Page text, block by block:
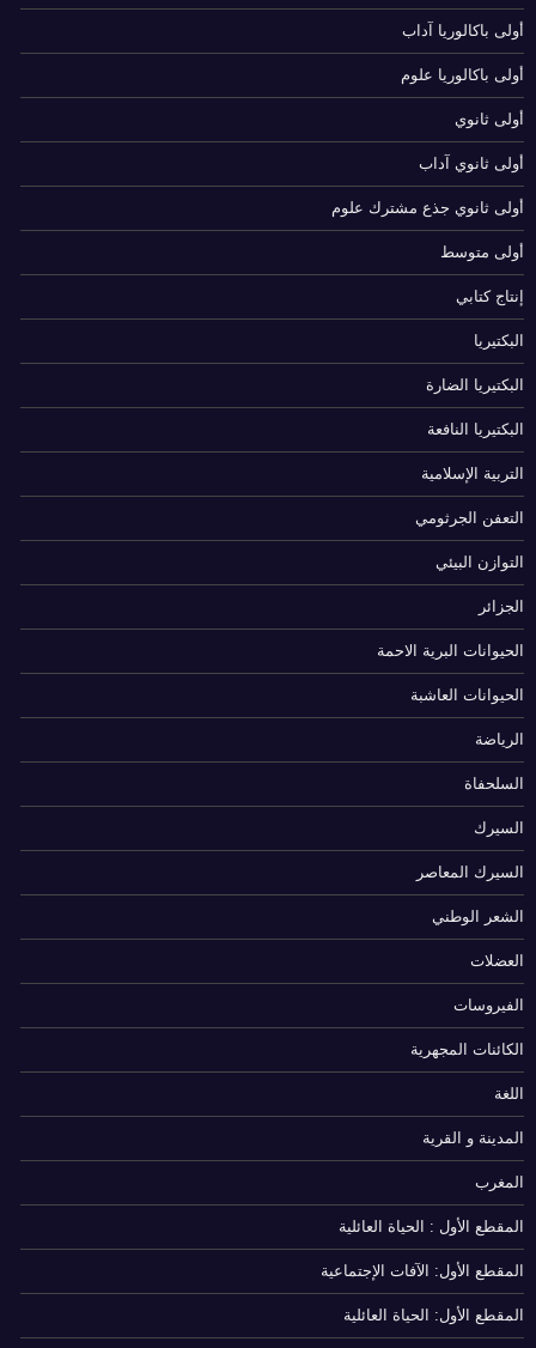
أولى باكالوريا آداب
أولى باكالوريا علوم
أولى ثانوي
أولى ثانوي آداب
أولى ثانوي جذع مشترك علوم
أولى متوسط
إنتاج كتابي
البكتيريا
البكتيريا الضارة
البكتيريا النافعة
التربية الإسلامية
التعفن الجرثومي
التوازن البيئي
الجزائر
الحيوانات البرية الاحمة
الحيوانات العاشبة
الرياضة
السلحفاة
السيرك
السيرك المعاصر
الشعر الوطني
العضلات
الفيروسات
الكائنات المجهرية
اللغة
المدينة و القرية
المغرب
المقطع الأول : الحياة العائلية
المقطع الأول: الآفات الإجتماعية
المقطع الأول: الحياة العائلية